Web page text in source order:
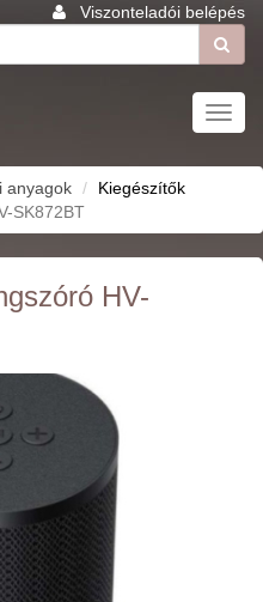
Viszonteladói belépés
anyagok
Kiegészítők
SK872BT
HV-